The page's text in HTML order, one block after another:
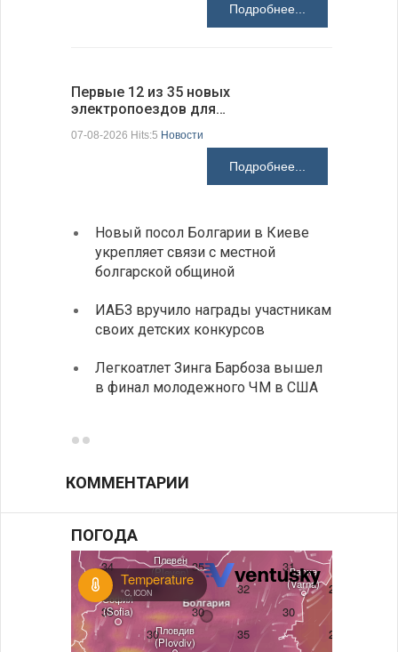
Подробнее...
Первые 12 из 35 новых
электропоездов для…
07-08-2026 Hits:5 Новости
Подробнее...
Новый посол Болгарии в Киеве
укрепляет связи с местной
болгарской общиной
ИАБЗ вручило награды участникам
своих детских конкурсов
Легкоатлет Зинга Барбоза вышел
в финал молодежного ЧМ в США
КОММЕНТАРИИ
ПОГОДА